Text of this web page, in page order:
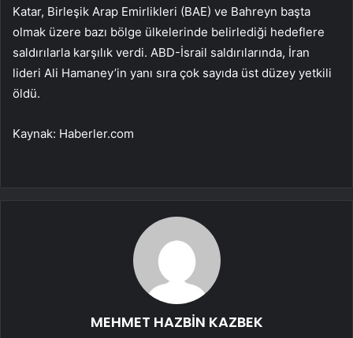
Katar, Birleşik Arap Emirlikleri (BAE) ve Bahreyn başta
olmak üzere bazı bölge ülkelerinde belirlediği hedeflere
saldırılarla karşılık verdi. ABD-İsrail saldırılarında, İran
lideri Ali Hamaney’in yanı sıra çok sayıda üst düzey yetkili
öldü.
Kaynak: Haberler.com
MEHMET HAZBİN KAZBEK